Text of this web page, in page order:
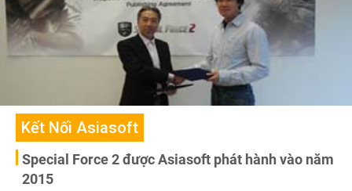
Kết Nối Asiasoft
Special Force 2 được Asiasoft phát hành vào năm
2015